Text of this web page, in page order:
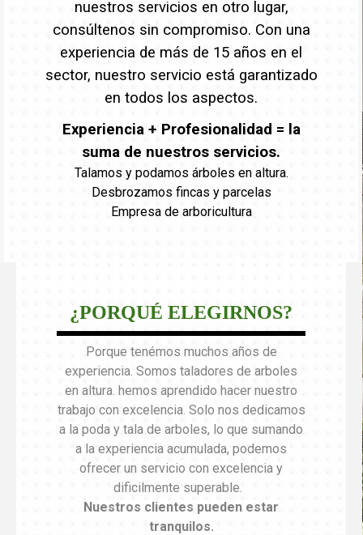
nuestros servicios en otro lugar,
consúltenos sin compromiso. Con una
experiencia de más de 15 años en el
sector, nuestro servicio está garantizado
en todos los aspectos.
Experiencia + Profesionalidad = la
suma de nuestros servicios.
Talamos y podamos árboles en altura.
Desbrozamos fincas y parcelas
Empresa de arboricultura
¿PORQUÉ ELEGIRNOS?
Porque tenémos muchos años de
experiencia. Somos taladores de arboles
en altura. hemos aprendido hacer nuestro
trabajo con excelencia. Solo nos dedicamos
a la poda y tala de arboles, lo que sumando
a la experiencia acumulada, podemos
ofrecer un servicio con excelencia y
dificilmente superable.
Nuestros clientes pueden estar
tranquilos.